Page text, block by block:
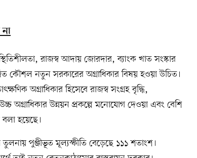
রাজস্ব আদায় জোরদার, ব্যাংক খাত সংস্কার
কৌশল নতুন সরকারের অগ্রাধিকার বিষয় হওয়া উচিত।
অগ্রাধিকার হিসেবে রাজস্ব সংগ্রহ বৃদ্ধি,
অগ্রাধিকার উন্নয়ন প্রকল্পে মনোযোগ দেওয়া এবং বেশি
হয়েছে।
পুঞ্জীভূত মূল্যস্ফীতি বেড়েছে ১১১ শতাংশ।